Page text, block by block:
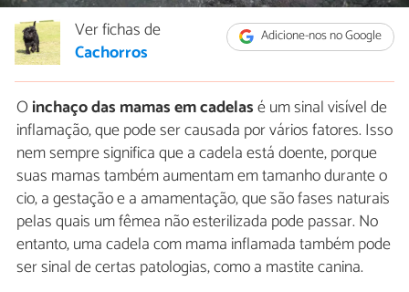
Adicione-nos no Google
Ver fichas de
Cachorros
Oinchaço das mamas em cadelasé um sinal visível de
inflamação, que pode ser causada por vários fatores. Isso
nem sempre significa que a cadela está doente, porque
suas mamas também aumentam em tamanho durante o
cio, a gestação e a amamentação, que são fases naturais
pelas quais um fêmea não esterilizada pode passar. No
entanto, uma cadela com mama inflamada também pode
ser sinal de certas patologias, como a mastite canina.